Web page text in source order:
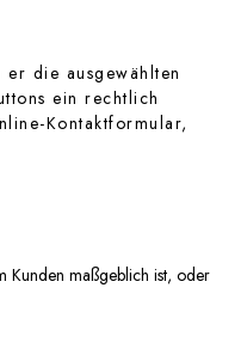
die ausgewählten
ein rechtlich
Kontaktformular,
Kunden maßgeblich ist, oder